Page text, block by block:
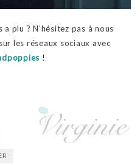
plu ? N’hésitez pas à nous
les réseaux sociaux avec
!